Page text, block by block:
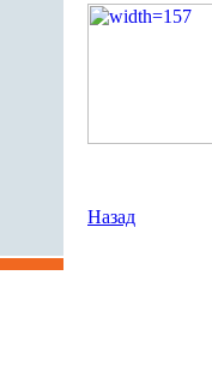
Назад